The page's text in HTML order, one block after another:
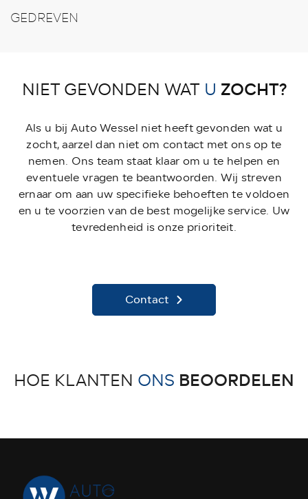
GEDREVEN
NIET GEVONDEN WAT U ZOCHT?
Als u bij Auto Wessel niet heeft gevonden wat u
zocht, aarzel dan niet om contact met ons op te
nemen. Ons team staat klaar om u te helpen en
eventuele vragen te beantwoorden. Wij streven
ernaar om aan uw specifieke behoeften te voldoen
en u te voorzien van de best mogelijke service. Uw
tevredenheid is onze prioriteit.
Contact
HOE KLANTEN ONS BEOORDELEN